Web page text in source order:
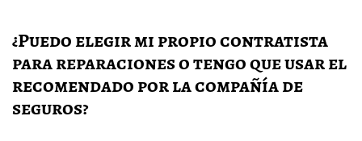
¿Puedo elegir mi propio contratista
para reparaciones o tengo que usar el
recomendado por la compañía de
seguros?